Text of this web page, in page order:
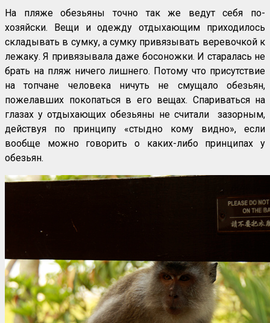
На пляже обезьяны точно так же ведут себя по-
хозяйски. Вещи и одежду отдыхающим приходилось
складывать в сумку, а сумку привязывать веревочкой к
лежаку. Я привязывала даже босоножки. И старалась не
брать на пляж ничего лишнего. Потому что присутствие
на топчане человека ничуть не смущало обезьян,
пожелавших покопаться в его вещах. Спариваться на
глазах у отдыхающих обезьяны не считали зазорным,
действуя по принципу «стыдно кому видно», если
вообще можно говорить о каких-либо принципах у
обезьян.